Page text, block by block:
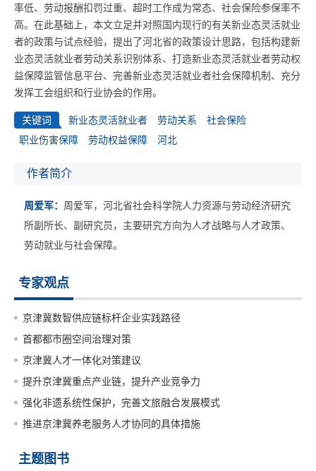
率低、劳动报酬扣罚过重、超时工作成为常态、社会保险参保率不
高。在此基础上，本文立足并对照国内现行的有关新业态灵活就业
者的政策与试点经验，提出了河北省的政策设计思路，包括构建新
业态灵活就业者劳动关系识别体系、打造新业态灵活就业者劳动权
益保障监管信息平台、完善新业态灵活就业者社会保障机制、充分
发挥工会组织和行业协会的作用。
关键词 新业态灵活就业者 劳动关系
社会保险
职业伤害保障
劳动权益保障 河北
作者简介
周爱军： 周爱军，河北省社会科学院人力资源与劳动经济研究
所副所长、副研究员，主要研究方向为人才战略与人才政策、
劳动就业与社会保障。
专家观点
京津冀数智供应链标杆企业实践路径
首都都市圈空间治理对策
京津冀人才一体化对策建议
提升京津冀重点产业链，提升产业竞争力
强化非遗系统性保护，完善文旅融合发展模式
推进京津冀养老服务人才协同的具体措施
主题图书